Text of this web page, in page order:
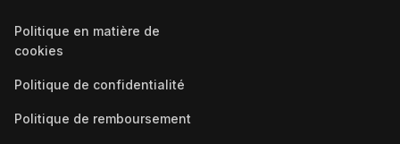
Politique en matière de
cookies
Politique de confidentialité
Politique de remboursement